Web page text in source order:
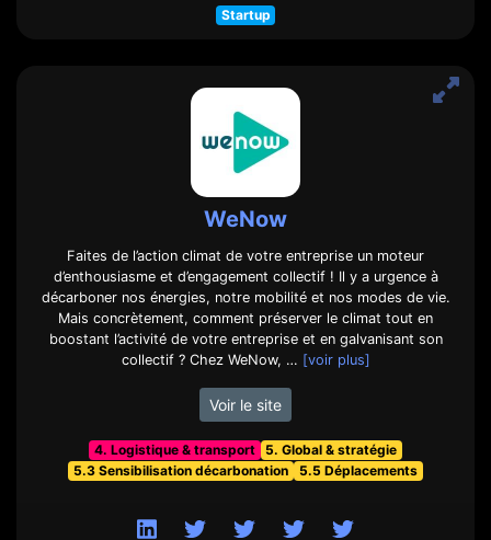
Startup
WeNow
Faites de l’action climat de votre entreprise un moteur
d’enthousiasme et d’engagement collectif ! Il y a urgence à
décarboner nos énergies, notre mobilité et nos modes de vie.
Mais concrètement, comment préserver le climat tout en
boostant l’activité de votre entreprise et en galvanisant son
collectif ? Chez WeNow, … [voir plus]
Voir le site
4. Logistique & transport
5. Global & stratégie
5.3 Sensibilisation décarbonation
5.5 Déplacements